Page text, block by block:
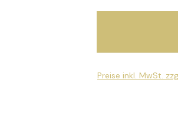
Preise inkl. MwSt.